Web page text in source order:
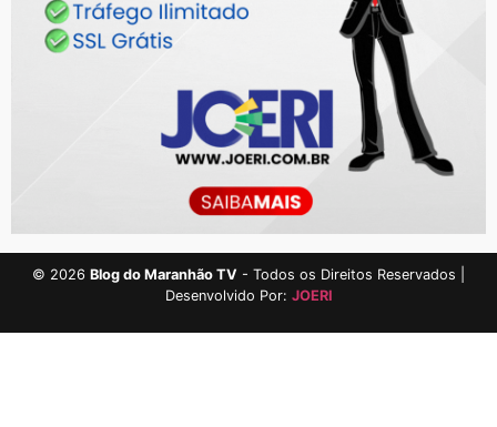
© 2026 Blog do Maranhão TV - Todos os Direitos Reservados |
Desenvolvido Por: JOERI